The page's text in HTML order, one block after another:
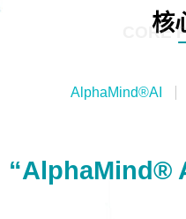
核
CORE
AlphaMind®AI
“AlphaMind®